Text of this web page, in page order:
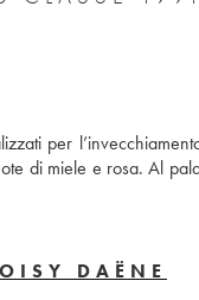
per
di miele e rosa. Al
DAËNE